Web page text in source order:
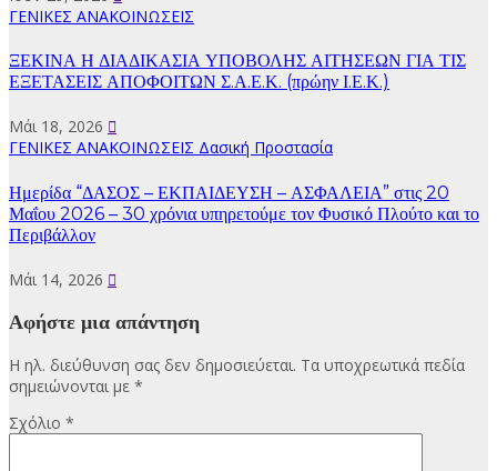
ΓΕΝΙΚΕΣ ΑΝΑΚΟΙΝΩΣΕΙΣ
ΞΕΚΙΝΑ Η ΔΙΑΔΙΚΑΣΙΑ ΥΠΟΒΟΛΗΣ ΑΙΤΗΣΕΩΝ ΓΙΑ ΤΙΣ
ΕΞΕΤΑΣΕΙΣ ΑΠΟΦΟΙΤΩΝ Σ.Α.Ε.Κ. (πρώην Ι.Ε.Κ.)
Μάι 18, 2026
ΓΕΝΙΚΕΣ ΑΝΑΚΟΙΝΩΣΕΙΣ Δασική Προστασία
Ημερίδα “ΔΑΣΟΣ – ΕΚΠΑΙΔΕΥΣΗ – ΑΣΦΑΛΕΙΑ” στις 20
Μαΐου 2026 – 30 χρόνια υπηρετούμε τον Φυσικό Πλούτο και το
Περιβάλλον
Μάι 14, 2026
Αφήστε μια απάντηση
Η ηλ. διεύθυνση σας δεν δημοσιεύεται. Τα υποχρεωτικά πεδία
σημειώνονται με *
Σχόλιο *